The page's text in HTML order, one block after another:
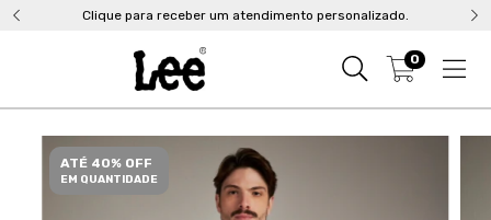
Clique para receber um atendimento personalizado.
0
ATÉ 40% OFF
EM QUANTIDADE